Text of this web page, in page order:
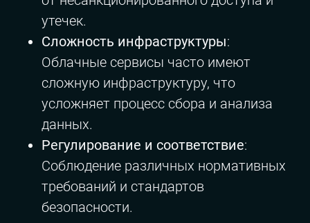
утечек.
Сложность инфраструктуры:
Облачные сервисы часто имеют
сложную инфраструктуру, что
усложняет процесс сбора и анализа
данных.
Регулирование и соответствие:
Соблюдение различных нормативных
требований и стандартов
безопасности.